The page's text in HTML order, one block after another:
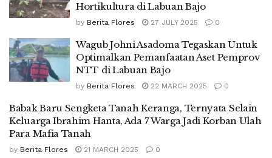
Hortikultura di Labuan Bajo
by Berita Flores 27 JULY 2025 0
Wagub Johni Asadoma Tegaskan Untuk
Optimalkan Pemanfaatan Aset Pemprov
NTT di Labuan Bajo
by Berita Flores 22 MARCH 2025 0
Babak Baru Sengketa Tanah Keranga, Ternyata Selain
Keluarga Ibrahim Hanta, Ada 7 Warga Jadi Korban Ulah
Para Mafia Tanah
by Berita Flores 21 MARCH 2025 0